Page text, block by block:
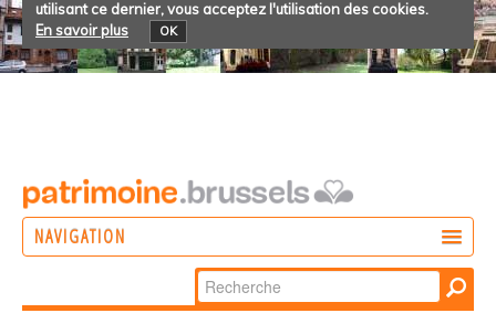
utilisant ce dernier, vous acceptez l'utilisation des cookies.
En savoir plus
OK
NAVIGATION
Chercher par
Recherche